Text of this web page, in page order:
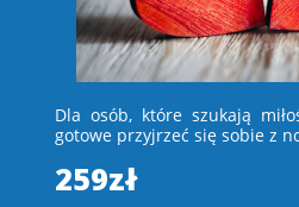
Dla osób, które szukają
gotowe przyjrzeć się sobie z
259zł